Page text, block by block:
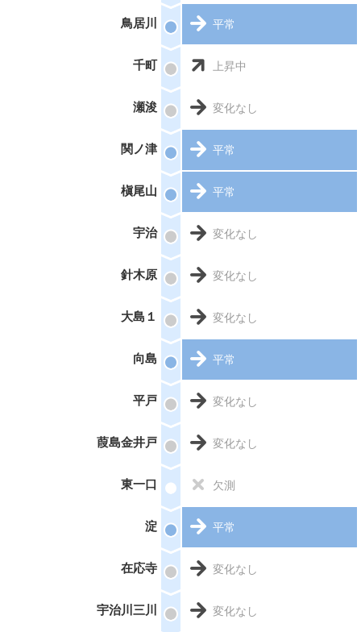
鳥居川 平常
千町 上昇中
瀬浚 変化なし
関ノ津 平常
槇尾山 平常
宇治 変化なし
針木原 変化なし
大島１ 変化なし
向島 平常
平戸 変化なし
葭島金井戸 変化なし
東一口 欠測
淀 平常
在応寺 変化なし
宇治川三川 変化なし